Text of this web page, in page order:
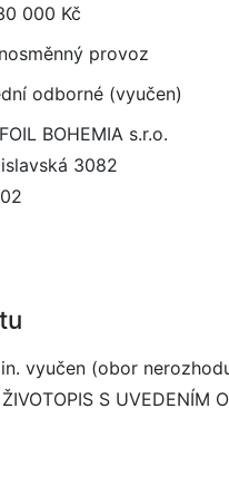
000 Kč
provoz
odborné (vyučen)
BOHEMIA s.r.o.
3082
vyučen (obor
S